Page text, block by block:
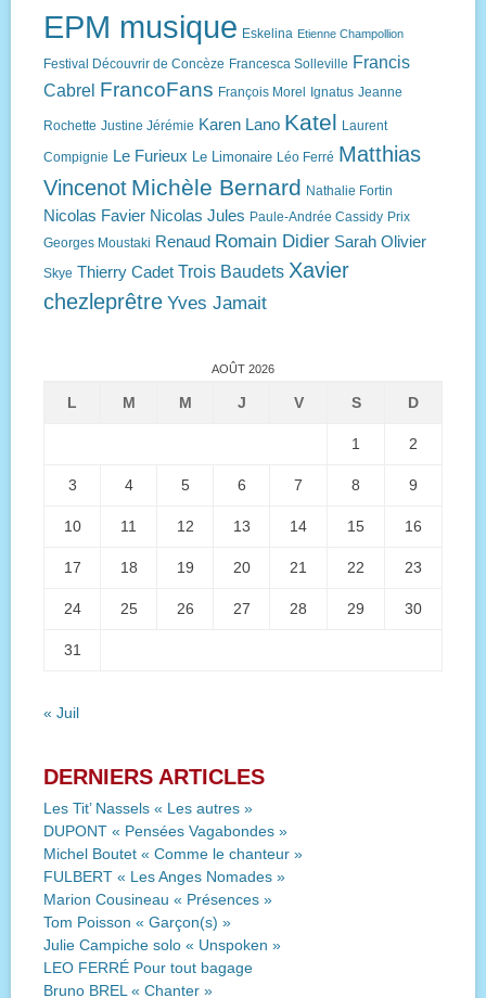
EPM musique Eskelina Etienne Champollion
Festival Découvrir de Concèze Francesca Solleville Francis
Cabrel FrancoFans François Morel Ignatus Jeanne
Rochette Justine Jérémie Karen Lano Katel Laurent
Compignie Le Furieux Le Limonaire Léo Ferré Matthias
Vincenot Michèle Bernard Nathalie Fortin
Nicolas Favier Nicolas Jules Paule-Andrée Cassidy Prix
Georges Moustaki Renaud Romain Didier Sarah Olivier
Skye Thierry Cadet Trois Baudets Xavier
chezleprêtre Yves Jamait
AOÛT 2026
L M M J V S D
1 2
3 4 5 6 7 8 9
10 11 12 13 14 15 16
17 18 19 20 21 22 23
24 25 26 27 28 29 30
31
« Juil
DERNIERS ARTICLES
Les Tit’ Nassels « Les autres »
DUPONT « Pensées Vagabondes »
Michel Boutet « Comme le chanteur »
FULBERT « Les Anges Nomades »
Marion Cousineau « Présences »
Tom Poisson « Garçon(s) »
Julie Campiche solo « Unspoken »
LEO FERRÉ Pour tout bagage
Bruno BREL « Chanter »